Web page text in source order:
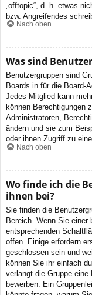
„offtopic“, d. h. etwas
bzw. Angreifendes
Nach oben
Was sind
Benutzergruppen sind
Boards in für die Board-
Jedes Mitglied kann
können Berechtigungen
Administratoren,
ändern und sie zum
oder ihnen Zugriff zu
Nach oben
Wo finde ich die
ihnen bei?
Sie finden die
Bereich. Wenn Sie
entsprechenden
offen. Einige erfordern
geschlossen sein und
können Sie ihr einfach
verlangt die Gruppe
bewerben. Ein